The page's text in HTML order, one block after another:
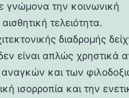
γνώμονα την κοινωνική
τελειότητα.
διαδρομής
είναι απλώς χρηστικά
και των
ισορροπία και την